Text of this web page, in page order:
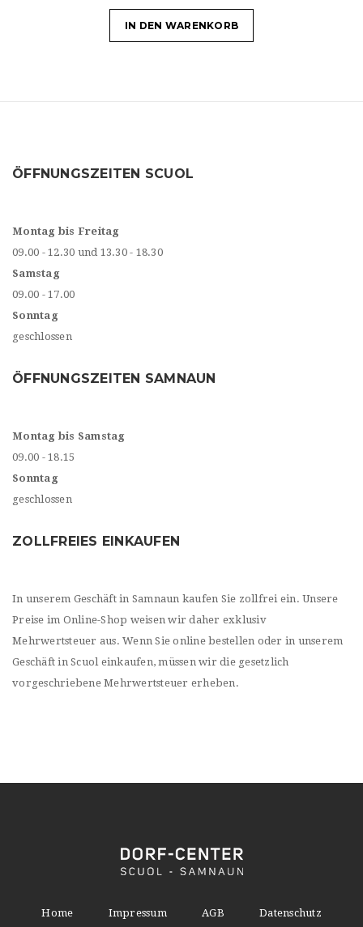
IN DEN WARENKORB
ÖFFNUNGSZEITEN SCUOL
Montag bis Freitag
09.00 - 12.30 und 13.30 - 18.30
Samstag
09.00 - 17.00
Sonntag
geschlossen
ÖFFNUNGSZEITEN SAMNAUN
Montag bis Samstag
09.00 - 18.15
Sonntag
geschlossen
ZOLLFREIES EINKAUFEN
In unserem Geschäft in Samnaun kaufen Sie zollfrei ein. Unsere
Preise im Online-Shop weisen wir daher exklusiv
Mehrwertsteuer aus. Wenn Sie online bestellen oder in unserem
Geschäft in Scuol einkaufen, müssen wir die gesetzlich
vorgeschriebene Mehrwertsteuer erheben.
Home Impressum AGB Datenschutz